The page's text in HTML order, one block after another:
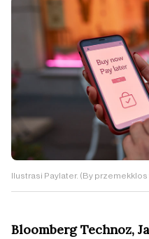
Ilustrasi Paylater. (By przemekklos
Bloomberg Technoz,